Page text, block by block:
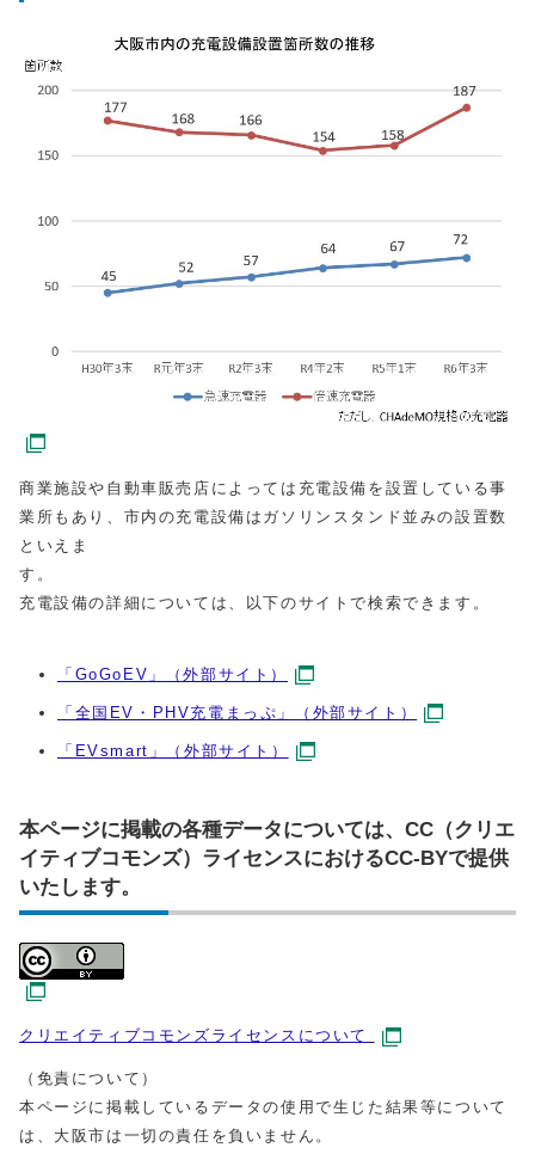
商業施設や自動車販売店によっては充電設備を設置している事
業所もあり、市内の充電設備はガソリンスタンド並みの設置数
といえま
す
充電設備の詳細については、以下のサイトで検索できます。
「GoGoEV」（外部サイト）
「全国EV・PHV充電まっぷ」（外部サイト）
「EVsmart」（外部サイト）
本ページに掲載の各種データについては、CC（クリエ
イティブコモンズ）ライセンスにおけるCC-BYで提供
いたします。
クリエイティブコモンズライセンスについて
（免責について）
本ページに掲載しているデータの使用で生じた結果等について
は、大阪市は一切の責任を負いません。